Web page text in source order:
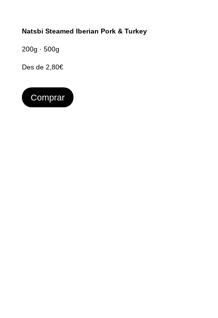
Natsbi Steamed Iberian Pork & Turkey
200g · 500g
Des de 2,80€
Comprar